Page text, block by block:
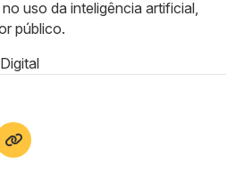
uso da inteligência artificial,
público.